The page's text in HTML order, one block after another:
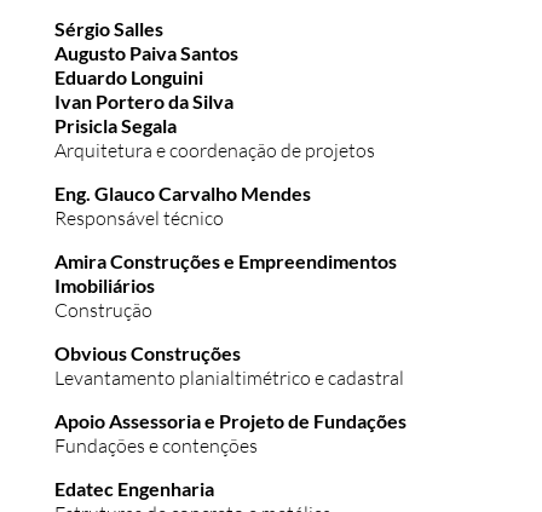
Sérgio Salles
Augusto Paiva Santos
Eduardo Longuini
Ivan Portero da Silva
Prisicla Segala
Arquitetura e coordenação de projetos
Eng. Glauco Carvalho Mendes
Responsável técnico
Amira Construções e Empreendimentos
Imobiliários
Construção
Obvious Construções
Levantamento planialtimétrico e cadastral
Apoio Assessoria e Projeto de Fundações
Fundações e contenções
Edatec Engenharia